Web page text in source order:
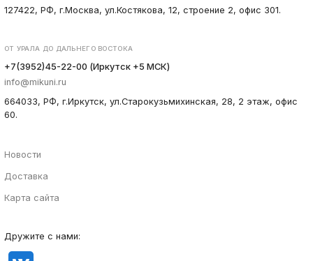
127422, РФ, г.Москва, ул.Костякова, 12, строение 2, офис 301.
ОТ УРАЛА ДО ДАЛЬНЕГО ВОСТОКА
+7(3952)45-22-00 (Иркутск +5 МСК)
info@mikuni.ru
664033, РФ, г.Иркутск, ул.Старокузьмихинская, 28, 2 этаж, офис
60.
Новости
Доставка
Карта сайта
Дружите с нами: